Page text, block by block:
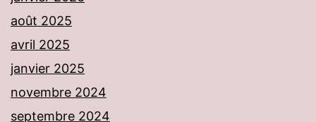
août 2025
avril 2025
janvier 2025
novembre 2024
septembre 2024